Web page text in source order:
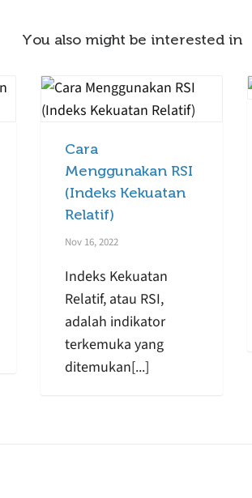
You also might be interested in
Cara
Menggunakan RSI
(Indeks Kekuatan
Relatif)
Nov 16, 2022
Indeks Kekuatan
Relatif, atau RSI,
adalah indikator
terkemuka yang
ditemukan[...]